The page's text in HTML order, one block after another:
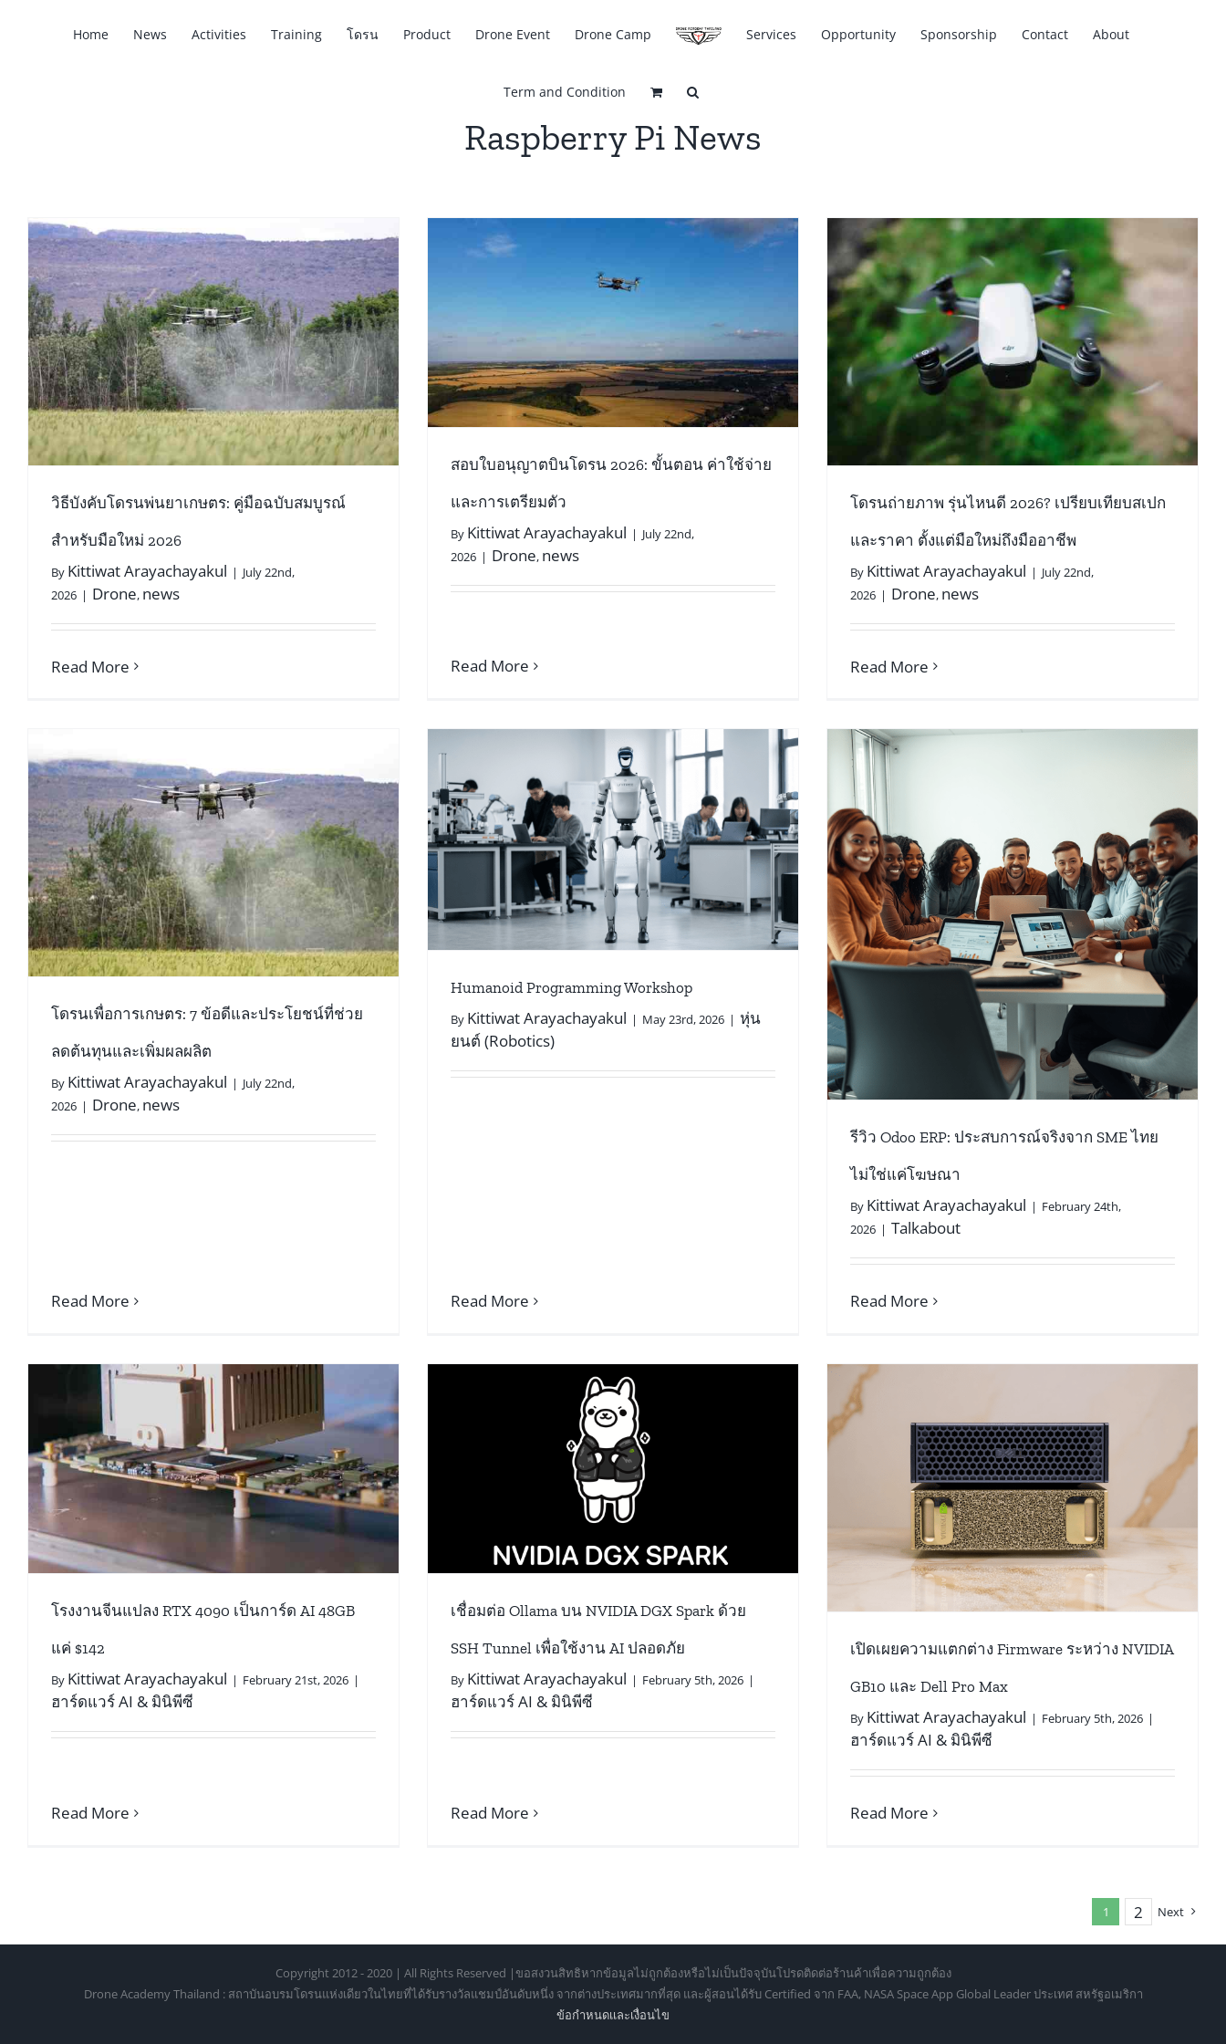
Home News Activities Training โดรน Product Drone Event Drone Camp Services Opportunity Sponsorship Contact About
Term and Condition
Raspberry Pi News
วิธีบังคับโดรนพ่นยาเกษตร: คู่มือฉบับสมบูรณ์
สำหรับมือใหม่ 2026
By Kittiwat Arayachayakul | July 22nd,
2026 | Drone, news
Read More
สอบใบอนุญาตบินโดรน 2026: ขั้นตอน ค่าใช้
จ่าย และการเตรียมตัว
Drone news
สอบใบอนุญาตบินโดรน 2026: ขั้นตอน ค่าใช้จ่าย
และการเตรียมตัว
By Kittiwat Arayachayakul | July 22nd,
2026 | Drone, news
Read More
โดรนถ่ายภาพ รุ่นไหนดี 2026? เปรียบเทียบ
สเปกและราคา ตั้งแต่มือใหม่ถึงมืออาชีพ
Drone news
โดรนถ่ายภาพ รุ่นไหนดี 2026? เปรียบเทียบสเปก
และราคา ตั้งแต่มือใหม่ถึงมืออาชีพ
By Kittiwat Arayachayakul | July 22nd,
2026 | Drone, news
Read More
โดรนเพื่อการเกษตร: 7 ข้อดีและประโยชน์ที่ช่วย
ลดต้นทุนและเพิ่มผลผลิต
By Kittiwat Arayachayakul | July 22nd,
2026 | Drone, news
Read More
Humanoid Programming Workshop
หุ่นยนต์ (Robotics)
Humanoid Programming Workshop
By Kittiwat Arayachayakul | May 23rd, 2026 | หุ่น
ยนต์ (Robotics)
Read More
รีวิว Odoo ERP: ประสบการณ์จริงจาก SME ไทย
ไม่ใช่แค่โฆษณา
รีวิว Odoo ERP: ประสบการณ์จริงจาก SME ไทย
ไม่ใช่แค่โฆษณา
By Kittiwat Arayachayakul | February 24th,
2026 | Talkabout
Read More
โรงงานจีนแปลง RTX 4090 เป็นการ์ด AI 48GB
แค่ $142
By Kittiwat Arayachayakul | February 21st, 2026 |
ฮาร์ดแวร์ AI & มินิพีซี
Read More
เชื่อมต่อ Ollama บน NVIDIA DGX Spark ด้วย
SSH Tunnel เพื่อใช้งาน AI ปลอดภัย
ฮาร์ดแวร์ AI & มินิพีซี
เชื่อมต่อ Ollama บน NVIDIA DGX Spark ด้วย
SSH Tunnel เพื่อใช้งาน AI ปลอดภัย
By Kittiwat Arayachayakul | February 5th, 2026 |
ฮาร์ดแวร์ AI & มินิพีซี
Read More
เปิดเผยความแตกต่าง Firmware ระหว่าง
NVIDIA GB10 และ Dell Pro Max
ฮาร์ดแวร์ AI & มินิพีซี
เปิดเผยความแตกต่าง Firmware ระหว่าง NVIDIA
GB10 และ Dell Pro Max
By Kittiwat Arayachayakul | February 5th, 2026 |
ฮาร์ดแวร์ AI & มินิพีซี
Read More
1 2 Next
Copyright 2012 - 2020 | All Rights Reserved |ขอสงวนสิทธิหากข้อมูลไม่ถูกต้องหรือไม่เป็นปัจจุบันโปรดติดต่อร้านค้าเพื่อความถูกต้อง
Drone Academy Thailand : สถาบันอบรมโดรนแห่งเดียวในไทยที่ได้รับรางวัลแชมป์อันดับหนึ่ง จากต่างประเทศมากที่สุด และผู้สอนได้รับ Certified จาก FAA, NASA Space App Global Leader ประเทศ สหรัฐอเมริกา
ข้อกำหนดเเละเงื่อนไข